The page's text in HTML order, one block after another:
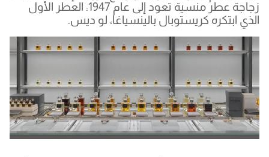
زجاجة عطر منسية تعود إلى عام 1947: العطر الأول
الذي ابتكره كريستوبال بالينسياغا، لو ديس.